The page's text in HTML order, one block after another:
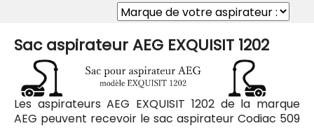
Sac aspirateur AEG EXQUISIT 1202
Les aspirateurs AEG EXQUISIT 1202 de la marque
AEG peuvent recevoir le sac aspirateur Codiac 509